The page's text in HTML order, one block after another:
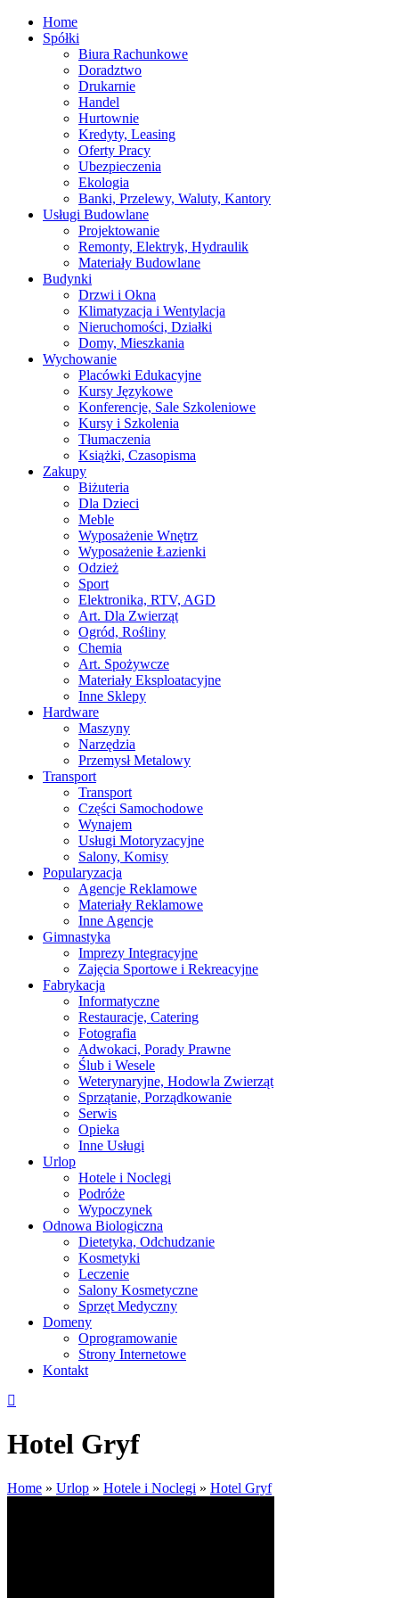
Home
Spółki
Biura Rachunkowe
Doradztwo
Drukarnie
Handel
Hurtownie
Kredyty, Leasing
Oferty Pracy
Ubezpieczenia
Ekologia
Banki, Przelewy, Waluty, Kantory
Usługi Budowlane
Projektowanie
Remonty, Elektryk, Hydraulik
Materiały Budowlane
Budynki
Drzwi i Okna
Klimatyzacja i Wentylacja
Nieruchomości, Działki
Domy, Mieszkania
Wychowanie
Placówki Edukacyjne
Kursy Językowe
Konferencje, Sale Szkoleniowe
Kursy i Szkolenia
Tłumaczenia
Książki, Czasopisma
Zakupy
Biżuteria
Dla Dzieci
Meble
Wyposażenie Wnętrz
Wyposażenie Łazienki
Odzież
Sport
Elektronika, RTV, AGD
Art. Dla Zwierząt
Ogród, Rośliny
Chemia
Art. Spożywcze
Materiały Eksploatacyjne
Inne Sklepy
Hardware
Maszyny
Narzędzia
Przemysł Metalowy
Transport
Transport
Części Samochodowe
Wynajem
Usługi Motoryzacyjne
Salony, Komisy
Popularyzacja
Agencje Reklamowe
Materiały Reklamowe
Inne Agencje
Gimnastyka
Imprezy Integracyjne
Zajęcia Sportowe i Rekreacyjne
Fabrykacja
Informatyczne
Restauracje, Catering
Fotografia
Adwokaci, Porady Prawne
Ślub i Wesele
Weterynaryjne, Hodowla Zwierząt
Sprzątanie, Porządkowanie
Serwis
Opieka
Inne Usługi
Urlop
Hotele i Noclegi
Podróże
Wypoczynek
Odnowa Biologiczna
Dietetyka, Odchudzanie
Kosmetyki
Leczenie
Salony Kosmetyczne
Sprzęt Medyczny
Domeny
Oprogramowanie
Strony Internetowe
Kontakt
Hotel Gryf
Home » Urlop » Hotele i Noclegi » Hotel Gryf